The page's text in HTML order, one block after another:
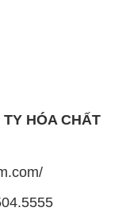
HÓA CHẤT